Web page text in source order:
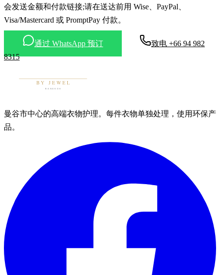
会发送金额和付款链接;请在送达前用 Wise、PayPal、
Visa/Mastercard 或 PromptPay 付款。
通过 WhatsApp 预订 致电 +66 94 982
8315
曼谷市中心的高端衣物护理。每件衣物单独处理，使用环保产
品。